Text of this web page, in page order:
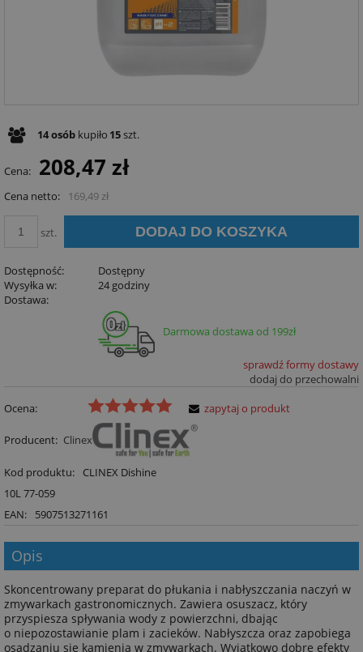
14osób kupiło 15szt.
Cena: 208,47 zł
Cena netto: 169,49 zł
szt. DODAJ DO KOSZYKA
Dostępność:
Dostępny
Wysyłka w:
24 godziny
Dostawa:
Darmowa dostawa od 199zł
sprawdź formy dostawy
dodaj do przechowalni
Ocena:
Producent: Clinex
Kod produktu:
CLINEX Dishine
10L 77-059
EAN:
5907513271161
zapytaj o produkt
Opis
Skoncentrowany preparat do płukania i nabłyszczania naczyń w
zmywarkach gastronomicznych. Zawiera osuszacz, który
przyspiesza spływania wody z powierzchni, dbając
o niepozostawianie plam i zacieków. Nabłyszcza oraz zapobiega
osadzaniu się kamienia w zmywarkach. Wyjątkowo dobre efekty